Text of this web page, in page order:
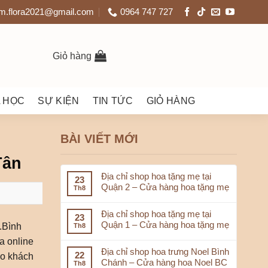
0964 747 727
Giỏ hàng
HỌC SỰ KIỆN TIN TỨC GIỎ HÀNG
online
khách
BÀI VIẾT MỚI
23
Th8
Địa chỉ shop hoa tặng mẹ tại
Quận 2 – Cửa hàng hoa tặng mẹ
23
Th8
Địa chỉ shop hoa tặng mẹ tại
Quận 1 – Cửa hàng hoa tặng mẹ
22
Th8
Địa chỉ shop hoa trưng Noel Bình
Chánh – Cửa hàng hoa Noel BC